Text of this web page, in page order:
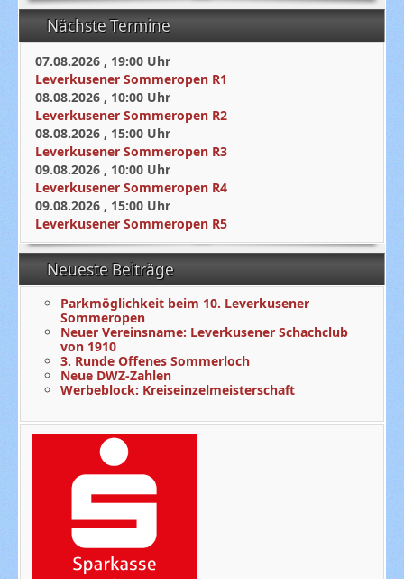
Nächste Termine
07.08.2026 , 19:00 Uhr
Leverkusener Sommeropen R1
08.08.2026 , 10:00 Uhr
Leverkusener Sommeropen R2
08.08.2026 , 15:00 Uhr
Leverkusener Sommeropen R3
09.08.2026 , 10:00 Uhr
Leverkusener Sommeropen R4
09.08.2026 , 15:00 Uhr
Leverkusener Sommeropen R5
Neueste Beiträge
Parkmöglichkeit beim 10. Leverkusener
Sommeropen
Neuer Vereinsname: Leverkusener Schachclub
von 1910
3. Runde Offenes Sommerloch
Neue DWZ-Zahlen
Werbeblock: Kreiseinzelmeisterschaft